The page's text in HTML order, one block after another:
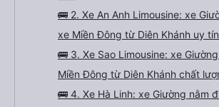
🚌 2. Xe An Anh Limousine: xe
xe Miền Đông từ Diên Khánh uy tín
🚌 3. Xe Sao Limousine: xe
Miền Đông từ Diên Khánh chất
🚌 4. Xe Hà Linh: xe Giường nằm